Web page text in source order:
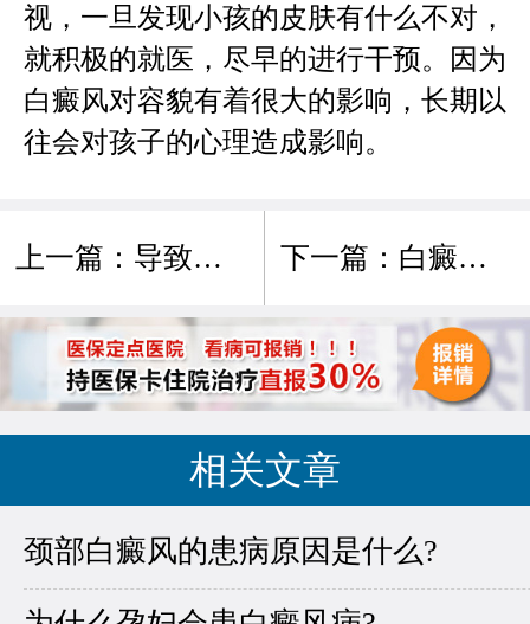
视，一旦发现小孩的皮肤有什么不对，
就积极的就医，尽早的进行干预。因为
白癜风对容貌有着很大的影响，长期以
往会对孩子的心理造成影响。
上一篇： 导致白癜风发生的原因都有什么? 下一篇： 白癜风疾病突然恶化是什么原因?
相关文章
颈部白癜风的患病原因是什么?